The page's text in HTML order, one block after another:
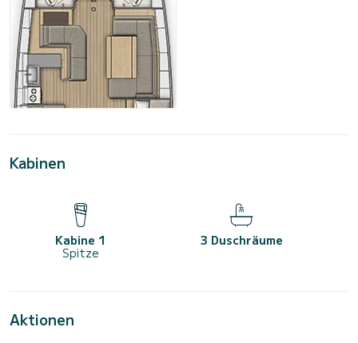
Kabinen
Kabine 1
Spitze
3 Duschräume
Aktionen